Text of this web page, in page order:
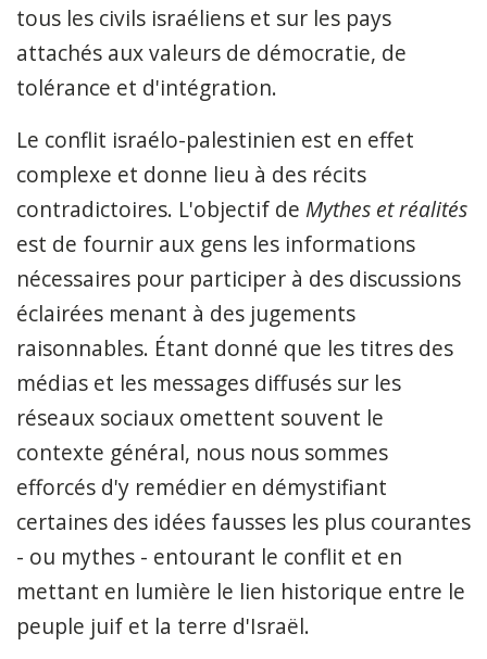
tous les civils israéliens et sur les pays
attachés aux valeurs de démocratie, de
tolérance et d'intégration.
Le conflit israélo-palestinien est en effet
complexe et donne lieu à des récits
contradictoires. L'objectif de Mythes et réalités
est de fournir aux gens les informations
nécessaires pour participer à des discussions
éclairées menant à des jugements
raisonnables. Étant donné que les titres des
médias et les messages diffusés sur les
réseaux sociaux omettent souvent le
contexte général, nous nous sommes
efforcés d'y remédier en démystifiant
certaines des idées fausses les plus courantes
- ou mythes - entourant le conflit et en
mettant en lumière le lien historique entre le
peuple juif et la terre d'Israël.